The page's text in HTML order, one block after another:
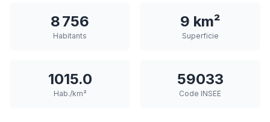
8 756
Habitants
9 km²
Superficie
1015.0
Hab./km²
59033
Code INSEE